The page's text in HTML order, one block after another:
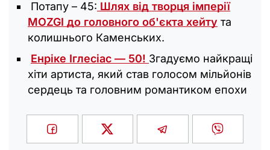
Потапу – 45: Шлях від творця імперії
MOZGI до головного об'єкта хейту та
колишнього Каменських.
Енріке Іглесіас — 50! Згадуємо найкращі
хіти артиста, який став голосом мільйонів
сердець та головним романтиком епохи